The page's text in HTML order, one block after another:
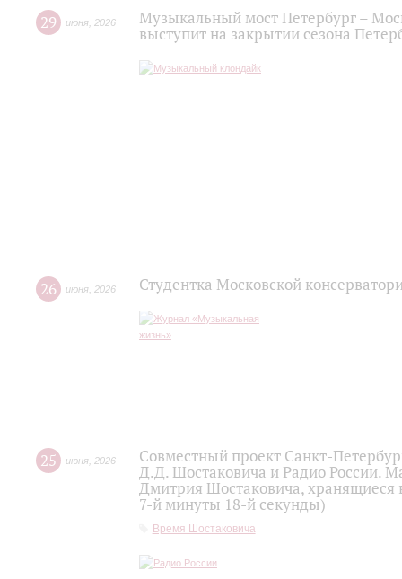
29 июня 2026
Музыкальный мост Петербург –
выступит на закрытии сезона
26 июня 2026 Студентка Московской
25 июня 2026
Совместный проект Санкт-
Д.Д. Шостаковича и Радио России.
Дмитрия Шостаковича, хранящиеся
7-й минуты 18-й секунды)
Время Шостаковича